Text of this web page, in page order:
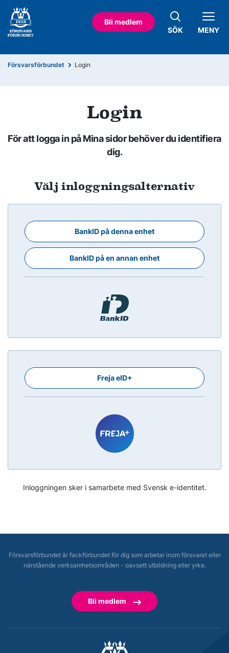
Bli medlem
SÖK
MENY
Försvarsförbundet Login
Login
För att logga in på Mina sidor behöver du identifiera
dig.
Välj inloggningsalternativ
BankID på denna enhet
BankID på en annan enhet
Freja eID+
Inloggningen sker i samarbete med Svensk e-identitet.
Försvarsförbundet är fackförbundet för dig som arbetar inom försvaret eller
närstående verksamhetsområden - oavsett utbildning eller yrke.
Bli medlem
Försvarsförbundet